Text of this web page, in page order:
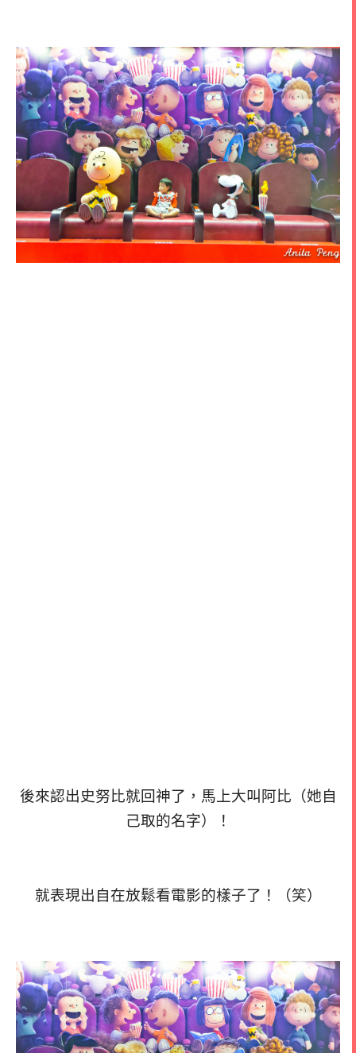
後來認出史努比就回神了，馬上大叫阿比（她自
己取的名字）！
就表現出自在放鬆看電影的樣子了！（笑）